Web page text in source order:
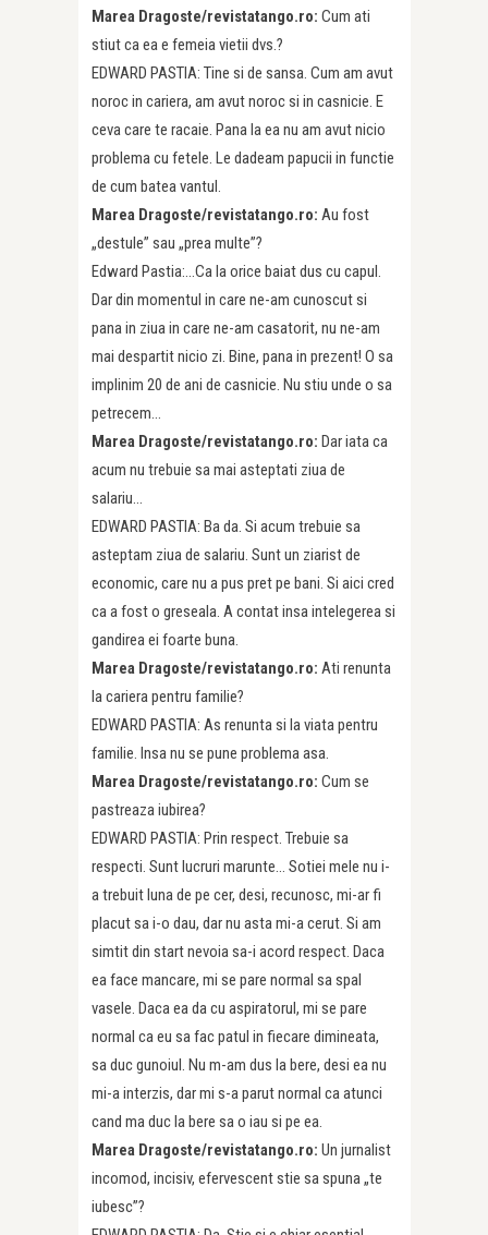
Marea Dragoste/revistatango.ro: Cum ati
stiut ca ea e femeia vietii dvs.?
EDWARD PASTIA: Tine si de sansa. Cum am avut
noroc in cariera, am avut noroc si in casnicie. E
ceva care te racaie. Pana la ea nu am avut nicio
problema cu fetele. Le dadeam papucii in functie
de cum batea vantul.
Marea Dragoste/revistatango.ro: Au fost
„destule” sau „prea multe”?
Edward Pastia:…Ca la orice baiat dus cu capul.
Dar din momentul in care ne-am cunoscut si
pana in ziua in care ne-am casatorit, nu ne-am
mai despartit nicio zi. Bine, pana in prezent! O sa
implinim 20 de ani de casnicie. Nu stiu unde o sa
petrecem…
Marea Dragoste/revistatango.ro: Dar iata ca
acum nu trebuie sa mai asteptati ziua de
salariu…
EDWARD PASTIA: Ba da. Si acum trebuie sa
asteptam ziua de salariu. Sunt un ziarist de
economic, care nu a pus pret pe bani. Si aici cred
ca a fost o greseala. A contat insa intelegerea si
gandirea ei foarte buna.
Marea Dragoste/revistatango.ro: Ati renunta
la cariera pentru familie?
EDWARD PASTIA: As renunta si la viata pentru
familie. Insa nu se pune problema asa.
Marea Dragoste/revistatango.ro: Cum se
pastreaza iubirea?
EDWARD PASTIA: Prin respect. Trebuie sa
respecti. Sunt lucruri marunte… Sotiei mele nu i-
a trebuit luna de pe cer, desi, recunosc, mi-ar fi
placut sa i-o dau, dar nu asta mi-a cerut. Si am
simtit din start nevoia sa-i acord respect. Daca
ea face mancare, mi se pare normal sa spal
vasele. Daca ea da cu aspiratorul, mi se pare
normal ca eu sa fac patul in fiecare dimineata,
sa duc gunoiul. Nu m-am dus la bere, desi ea nu
mi-a interzis, dar mi s-a parut normal ca atunci
cand ma duc la bere sa o iau si pe ea.
Marea Dragoste/revistatango.ro: Un jurnalist
incomod, incisiv, efervescent stie sa spuna „te
iubesc”?